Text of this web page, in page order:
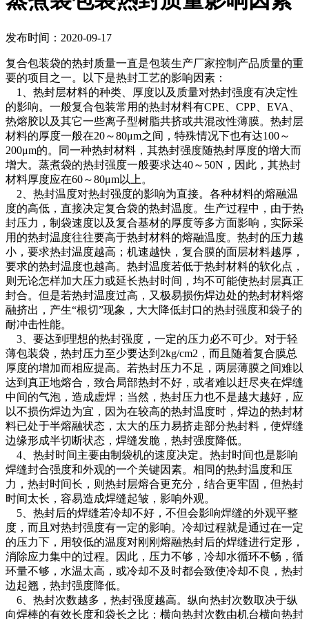
发布时间：2020-09-17
复合包装袋的热封质量一直是包装生产厂家控制产品质量的重
要的项目之一。以下是热封工艺的影响因素：
1、热封层材料的种类、厚度以及质量对热封强度有决定性
的影响。一般复合包装常用的热封材料有CPE、CPP、EVA、
热熔胶以及其它一些离子型树脂共挤或共混改性薄膜。热封层
材料的厚度一般在20～80μm之间，特殊情况下也有达100～
200μm的。同一种热封材料，其热封强度随热封厚度的增大而
增大。蒸煮袋的热封强度一般要求达40～50N，因此，其热封
材料厚度应在60～80μm以上。
2、热封温度对热封强度的影响为直接。各种材料的熔融温
度的高低，直接决定复合袋的热封温度。生产过程中，由于热
封压力，制袋速度以及复合基材的厚度等多方面影响，实际采
用的热封温度往往要高于热封材料的熔融温度。热封的压力越
小，要求热封温度越高；机速越快，复合膜的面层材料越厚，
要求的热封温度也越高。热封温度若低于热封材料的软化点，
则无论怎样加大压力或延长热封时间，均不可能使热封层真正
封合。但是若热封温度过高，又极易损伤焊边处的热封材料熔
融挤出，产生“根切”现象，大大降低封口的热封强度和袋子的
耐冲击性能。
3、要达到理想的热封强度，一定的压力必不可少。对于轻
薄包装袋，热封压力至少要达到2kg/cm2，而且随着复合膜总
厚度的增加而相应提高。若热封压力不足，两层薄膜之间难以
达到真正地熔合，致合局部热封不好，或者难以赶尽夹在焊缝
中间的气泡，造成虚焊；当然，热封压力也不是越大越好，应
以不损伤焊边为宜，因为在较高的热封温度时，焊边的热封材
料已处于半熔融状态，太大的压力易挤走部分热封料，使焊缝
边缘形成半切断状态，焊缝发脆，热封强度降低。
4、热封时间主要由制袋机的速度决定。热封时间也是影响
焊缝封合强度和外观的一个关键因素。相同的热封温度和压
力，热封时间长，则热封层熔合更充分，结合更牢固，但热封
时间太长，容易造成焊缝起皱，影响外观。
5、热封后的焊缝若冷却不好，不但会影响焊缝的外观平整
度，而且对热封强度有一定的影响。冷却过程就是通过在一定
的压力下，用较低的温度对刚刚熔融热封后的焊缝进行定形，
消除应力集中的过程。因此，压力不够，冷却水循环不畅，循
环量不够，水温太高，或冷却不及时都会致使冷却不良，热封
边起翘，热封强度降低。
6、热封次数越多，热封强度越高。纵向热封次数取决于纵
向焊棒的有效长度和袋长之比；横向热封次数由机台横向热封